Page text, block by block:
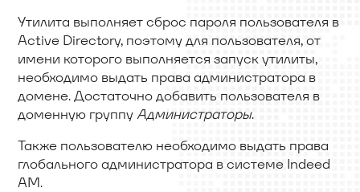
Утилита выполняет сброс пароля пользователя в
Active Directory, поэтому для пользователя, от
имени которого выполняется запуск утилиты,
необходимо выдать права администратора в
домене. Достаточно добавить пользователя в
доменную группуАдминистраторы.
Также пользователю необходимо выдать права
глобального администратора в системе Indeed
AM.